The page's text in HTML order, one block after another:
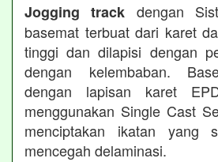
Jogging track dengan
basemat terbuat dari karet
tinggi dan dilapisi dengan
dengan kelembaban.
dengan lapisan karet
menggunakan Single Cast
menciptakan ikatan yang
mencegah delaminasi.